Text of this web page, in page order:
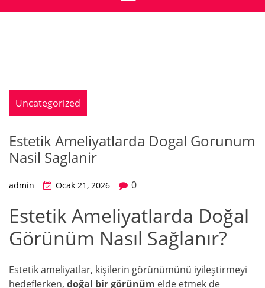
Uncategorized
Estetik Ameliyatlarda Dogal Gorunum
Nasil Saglanir
admin Ocak 21, 2026 0
Estetik Ameliyatlarda Doğal
Görünüm Nasıl Sağlanır?
Estetik ameliyatlar, kişilerin görünümünü iyileştirmeyi
hedeflerken, doğal bir görünüm elde etmek de